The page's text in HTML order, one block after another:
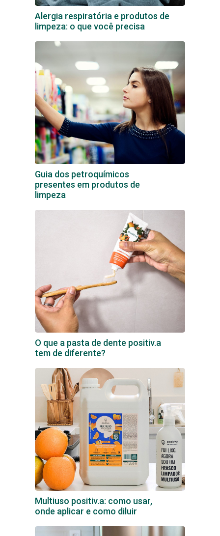
Alergia respiratória e produtos de
limpeza: o que você precisa
Guia dos petroquímicos
presentes em produtos de
limpeza
O que a pasta de dente positiv.a
tem de diferente?
Multiuso positiv.a: como usar,
onde aplicar e como diluir